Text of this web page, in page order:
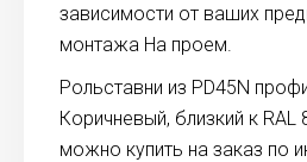
зависимости от ваших
монтажа На проем.
Рольставни из PD45N
Коричневый, близкий к
можно купить на заказ по